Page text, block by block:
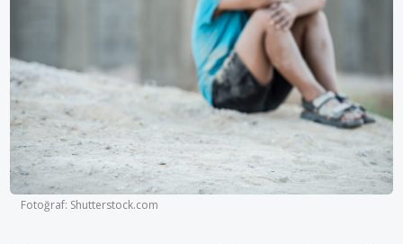
Fotoğraf: Shutterstock.com